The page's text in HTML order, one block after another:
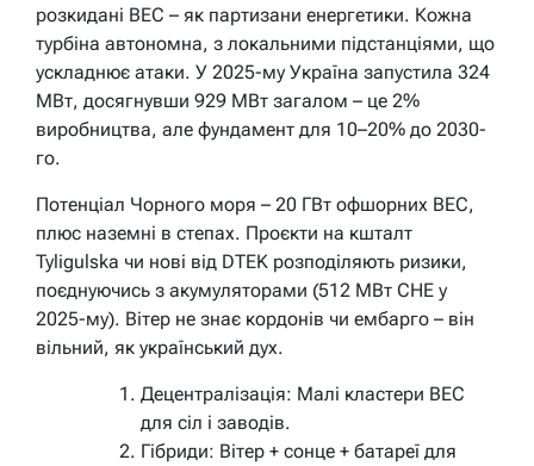
розкидані ВЕС – як партизани енергетики. Кожна
турбіна автономна, з локальними підстанціями, що
ускладнює атаки. У 2025-му Україна запустила 324
МВт, досягнувши 929 МВт загалом – це 2%
виробництва, але фундамент для 10–20% до 2030-
го.
Потенціал Чорного моря – 20 ГВт офшорних ВЕС,
плюс наземні в степах. Проєкти на кшталт
Tyligulska чи нові від DTEK розподіляють ризики,
поєднуючись з акумуляторами (512 МВт СНЕ у
2025-му). Вітер не знає кордонів чи ембарго – він
вільний, як український дух.
Децентралізація: Малі кластери ВЕС
для сіл і заводів.
Гібриди: Вітер + сонце + батареї для